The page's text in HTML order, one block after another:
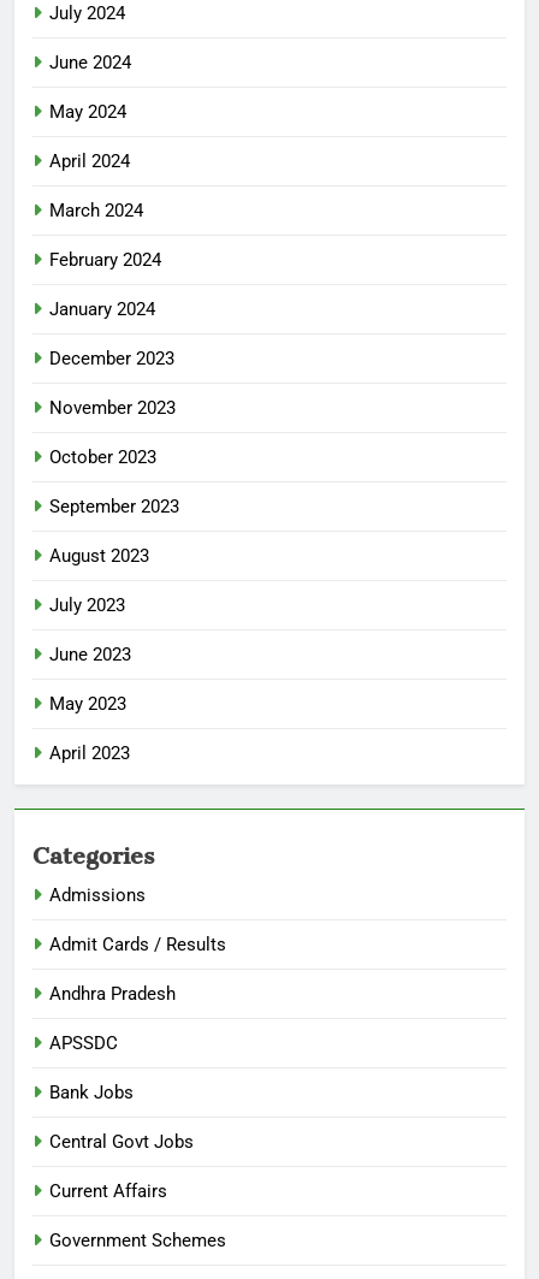
July 2024
June 2024
May 2024
April 2024
March 2024
February 2024
January 2024
December 2023
November 2023
October 2023
September 2023
August 2023
July 2023
June 2023
May 2023
April 2023
Categories
Admissions
Admit Cards / Results
Andhra Pradesh
APSSDC
Bank Jobs
Central Govt Jobs
Current Affairs
Government Schemes